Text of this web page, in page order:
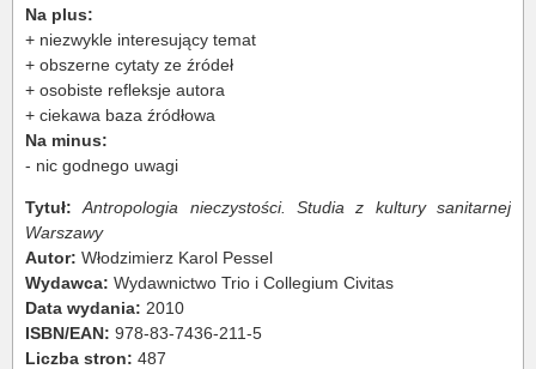
Na plus:
+ niezwykle interesujący temat
+ obszerne cytaty ze źródeł
+ osobiste refleksje autora
+ ciekawa baza źródłowa
Na minus:
- nic godnego uwagi
Tytuł:
Antropologia nieczystości. Studia z kultury sanitarnej
Warszawy
Autor: Włodzimierz Karol Pessel
Wydawca: Wydawnictwo Trio i Collegium Civitas
Data wydania: 2010
ISBN/EAN: 978-83-7436-211-5
Liczba stron: 487